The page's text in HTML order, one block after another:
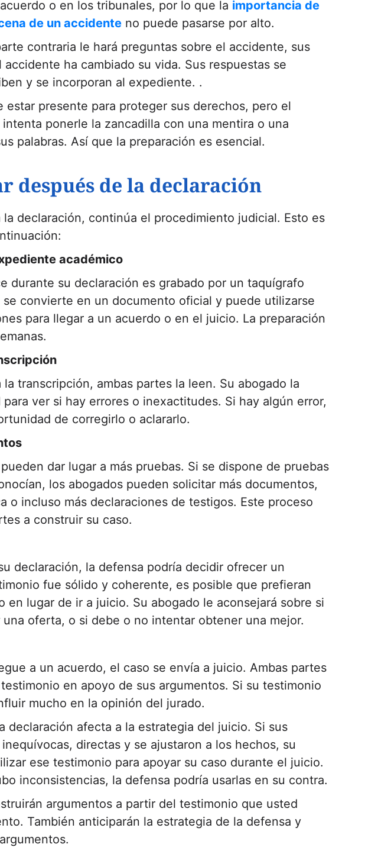
o en los tribunales, por lo que la importancia de
de un accidente no puede pasarse por alto.
contraria le hará preguntas sobre el accidente, sus
ha cambiado su vida. Sus respuestas se
y se incorporan al expediente. .
estar presente para proteger sus derechos, pero el
ponerle la zancadilla con una mentira o una
palabras. Así que la preparación es esencial.
después de la declaración
la declaración, continúa el procedimiento judicial. Esto es
académico
durante su declaración es grabado por un taquígrafo
se convierte en un documento oficial y puede utilizarse
para llegar a un acuerdo o en el juicio. La preparación
transcripción, ambas partes la leen. Su abogado la
ver si hay errores o inexactitudes. Si hay algún error,
de corregirlo o aclararlo.
dar lugar a más pruebas. Si se dispone de pruebas
los abogados pueden solicitar más documentos,
o incluso más declaraciones de testigos. Este proceso
a construir su caso.
declaración, la defensa podría decidir ofrecer un
fue sólido y coherente, es posible que prefieran
en lugar de ir a juicio. Su abogado le aconsejará sobre si
oferta, o si debe o no intentar obtener una mejor.
a un acuerdo, el caso se envía a juicio. Ambas partes
en apoyo de sus argumentos. Si su testimonio
mucho en la opinión del jurado.
declaración afecta a la estrategia del juicio. Si sus
directas y se ajustaron a los hechos, su
ese testimonio para apoyar su caso durante el juicio.
inconsistencias, la defensa podría usarlas en su contra.
argumentos a partir del testimonio que usted
También anticiparán la estrategia de la defensa y